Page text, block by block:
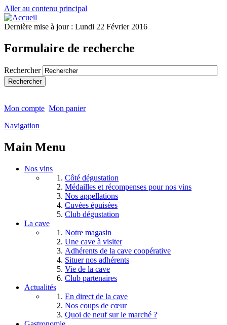
Aller au contenu principal
Dernière mise à jour : Lundi 22 Février 2016
Formulaire de recherche
Rechercher
Mon compte Mon panier
Navigation
Main Menu
Nos vins
Côté dégustation
Médailles et récompenses pour nos vins
Nos appellations
Cuvées épuisées
Club dégustation
La cave
Notre magasin
Une cave à visiter
Adhérents de la cave coopérative
Situer nos adhérents
Vie de la cave
Club partenaires
Actualités
En direct de la cave
Nos coups de cœur
Quoi de neuf sur le marché ?